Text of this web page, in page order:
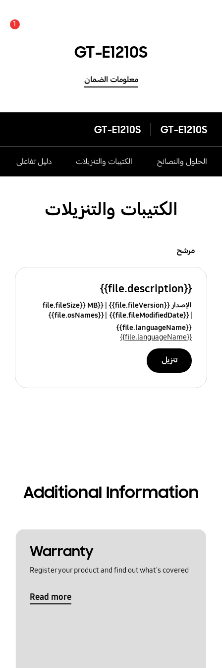
1
GT-E1210S
معلومات الضمان
GT-E1210S
GT-E1210S
الحلول والنصائح الكتيبات والتنزيلات دليل تفاعلى
الكتيبات والتنزيلات
مرشح
{{file.description}}
الإصدار {{file.fileVersion}}
{{file.fileSize}} MB
{{file.fileModifiedDate}}
{{file.osNames}}
{{file.languageName}}
{{file.languageName}}
تنزيل
Additional Information
Warranty
Register your product and find out what's covered
Read more